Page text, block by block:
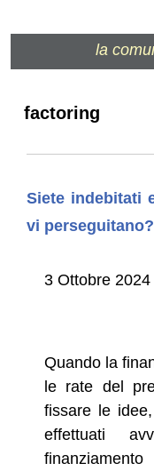
la
factoring
Siete indebitati
vi
3 Ottobre
Quando la
le rate del
fissare le
effettuati